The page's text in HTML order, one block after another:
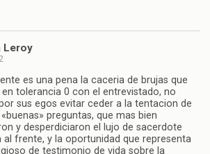
Leroy
es una pena la caceria de brujas que
tolerancia 0 con el entrevistado, no
sus egos evitar ceder a la tentacion de
preguntas, que mas bien
y desperdiciaron el lujo de sacerdote
al frente, y la oportunidad que representa
de testimonio de vida sobre la